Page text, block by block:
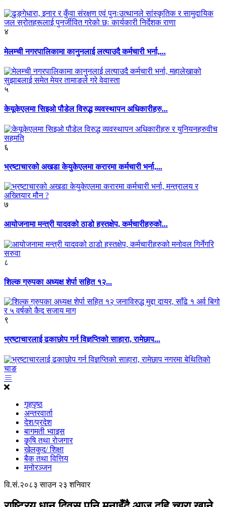
४
मेलम्ची नगरपालिकामा कानुनलाई लत्याउदै कर्मचारी भर्ना,...
५
केयूकेएलमा सिइओ पौडेल विरुद्ध व्यवस्थापन अधिकारीहरु...
६
भ्रष्टाचारको अखडा केयुकेएलमा करारमा कर्मचारी भर्ना,...
७
आयोजनामा मन्त्री यादवको ठाडो हस्तक्षेप, कर्मचारीहरुको...
८
शिल्क ग्रुपका अध्यक्ष शेर्पा सहित १२...
९
भ्रष्टाचारलाई ढकाछोप गर्न विज्ञप्तिको साहारा, रामेछाप...
गृहपृष्ठ
अन्तरवार्ता
देश/प्रदेश
बागमती भ्वाइस
कृृषि तथा राेजगार
खेलकुद/ शिक्षा
बैक तथा वित्तिय
मनोरञ्जन
वि.सं.२०८३ साउन २३ शनिवार